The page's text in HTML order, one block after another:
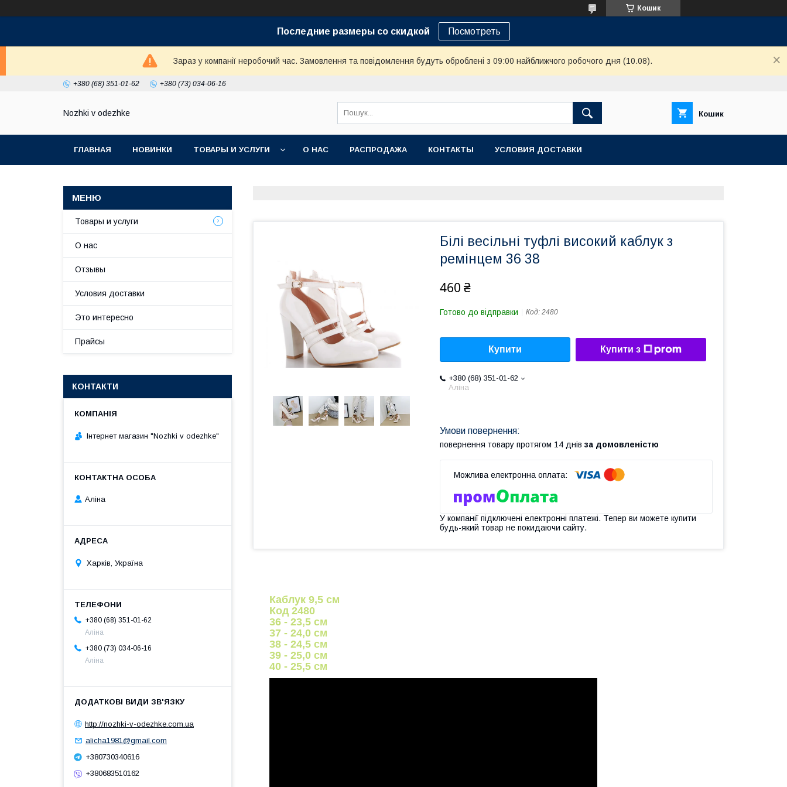
Кошик
Последние размеры со скидкой Посмотреть
Зараз у компанії неробочий час. Замовлення та повідомлення будуть оброблені з 09:00 найближчого робочого дня (10.08).
+380 (68) 351-01-62 +380 (73) 034-06-16
Nozhki v odezhke Кошик
ГЛАВНАЯ НОВИНКИ ТОВАРЫ И УСЛУГИ О НАС РАСПРОДАЖА КОНТАКТЫ УСЛОВИЯ ДОСТАВКИ
Білі весільні туфлі високий каблук з
ремінцем 36 38
460 ₴
Готово до відправки Код: 2480
Купити Купити з
+380 (68) 351-01-62
Аліна
повернення товару протягом 14 днів за домовленістю
У компанії підключені електронні платежі. Тепер ви можете купити
будь-який товар не покидаючи сайту.
Каблук 9,5 см
Код 2480
36 - 23,5 см
37 - 24,0 см
38 - 24,5 см
39 - 25,0 см
40 - 25,5 см
Товары и услуги
О нас
Отзывы
Условия доставки
Это интересно
Прайсы
КОНТАКТИ
Інтернет магазин "Nozhki v odezhke"
Аліна
Харків, Україна
+380 (68) 351-01-62
Аліна
+380 (73) 034-06-16
Аліна
http://nozhki-v-odezhke.com.ua
alicha1981@gmail.com
+380730340616
+380683510162